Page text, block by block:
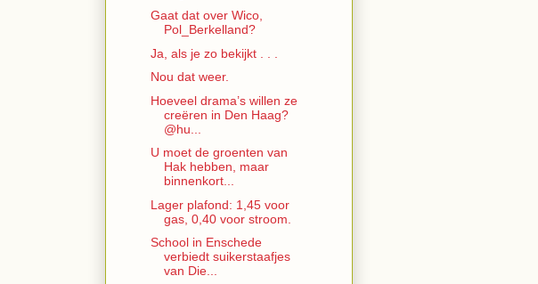
Gaat dat over Wico,
Pol_Berkelland?
Ja, als je zo bekijkt . . .
Nou dat weer.
Hoeveel drama’s willen ze
creëren in Den Haag?
@hu...
U moet de groenten van
Hak hebben, maar
binnenkort...
Lager plafond: 1,45 voor
gas, 0,40 voor stroom.
School in Enschede
verbiedt suikerstaafjes
van Die...